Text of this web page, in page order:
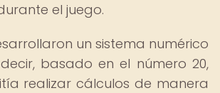
el juego.
un sistema numérico
basado en el número 20,
realizar cálculos de manera